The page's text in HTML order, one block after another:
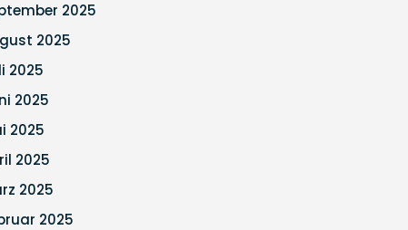
2025
2025
2025
2025
2025
2025
2025
2025